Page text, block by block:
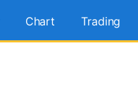
Chart Trading